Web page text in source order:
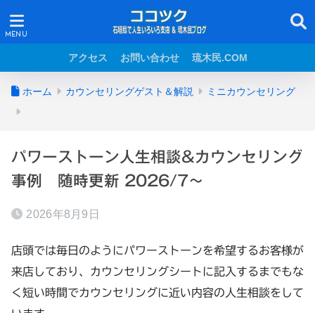
アクセス お問い合わせ 琉木民.COM
ホーム カウンセリングゲスト＆解説 ミニカウンセリング
パワーストーン人生相談&カウンセリング
事例 随時更新 2026/7～
2026年8月9日
店頭では毎日のようにパワーストーンを希望するお客様が
来店しており、カウンセリングシートに記入するまでもな
く短い時間でカウンセリングに近い内容の人生相談をして